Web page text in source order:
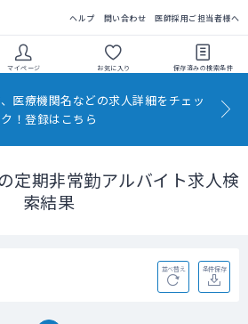
ヘルプ 問い合わせ 医師採用ご担当者様へ
マイページ お気に入り 保存済みの検索条件
医療機関名などの求人詳細をチェッ
ク！登録はこちら
定期非常勤アルバイト求人検
索結果
並べ替え 条件保存